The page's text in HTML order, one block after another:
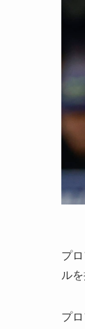
プ
ル
プ